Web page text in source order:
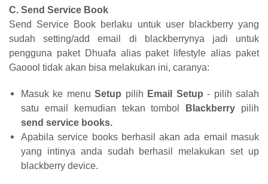
C. Send Service Book
Send Service Book berlaku untuk user blackberry yang
sudah setting/add email di blackberrynya jadi untuk
pengguna paket Dhuafa alias paket lifestyle alias paket
Gaoool tidak akan bisa melakukan ini, caranya:
Masuk ke menuSetup pilih Email Setup - pilih salah
satu email kemudian tekan tombol
Blackberry pilih
send service books.
Apabila service books berhasil akan ada email masuk
yang intinya anda sudah berhasil melakukan set up
blackberry device.